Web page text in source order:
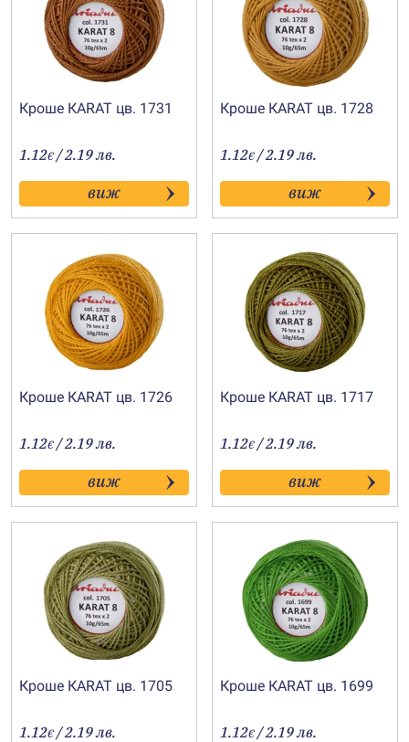
Кроше КARAT цв. 1731
1.12€ / 2.19 лв.
виж
Кроше КARAT цв. 1728
1.12€ / 2.19 лв.
виж
Кроше КARAT цв. 1726
1.12€ / 2.19 лв.
виж
Кроше КARAT цв. 1717
1.12€ / 2.19 лв.
виж
Кроше КARAT цв. 1705
1.12€ / 2.19 лв.
Кроше КARAT цв. 1699
1.12€ / 2.19 лв.